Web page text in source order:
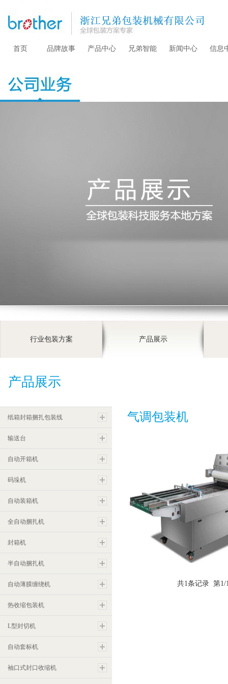
首页 品牌故事 产品中心 兄弟智能 新闻中心 信息
行业包装方案 产品展示
产品展示
纸箱封箱捆扎包装线
输送台
自动开箱机
码垛机
自动装箱机
全自动捆扎机
封箱机
半自动捆扎机
自动薄膜缠绕机
热收缩包装机
L型封切机
自动套标机
袖口式封口收缩机
气调包装机
气调包装机
共1条记录 第